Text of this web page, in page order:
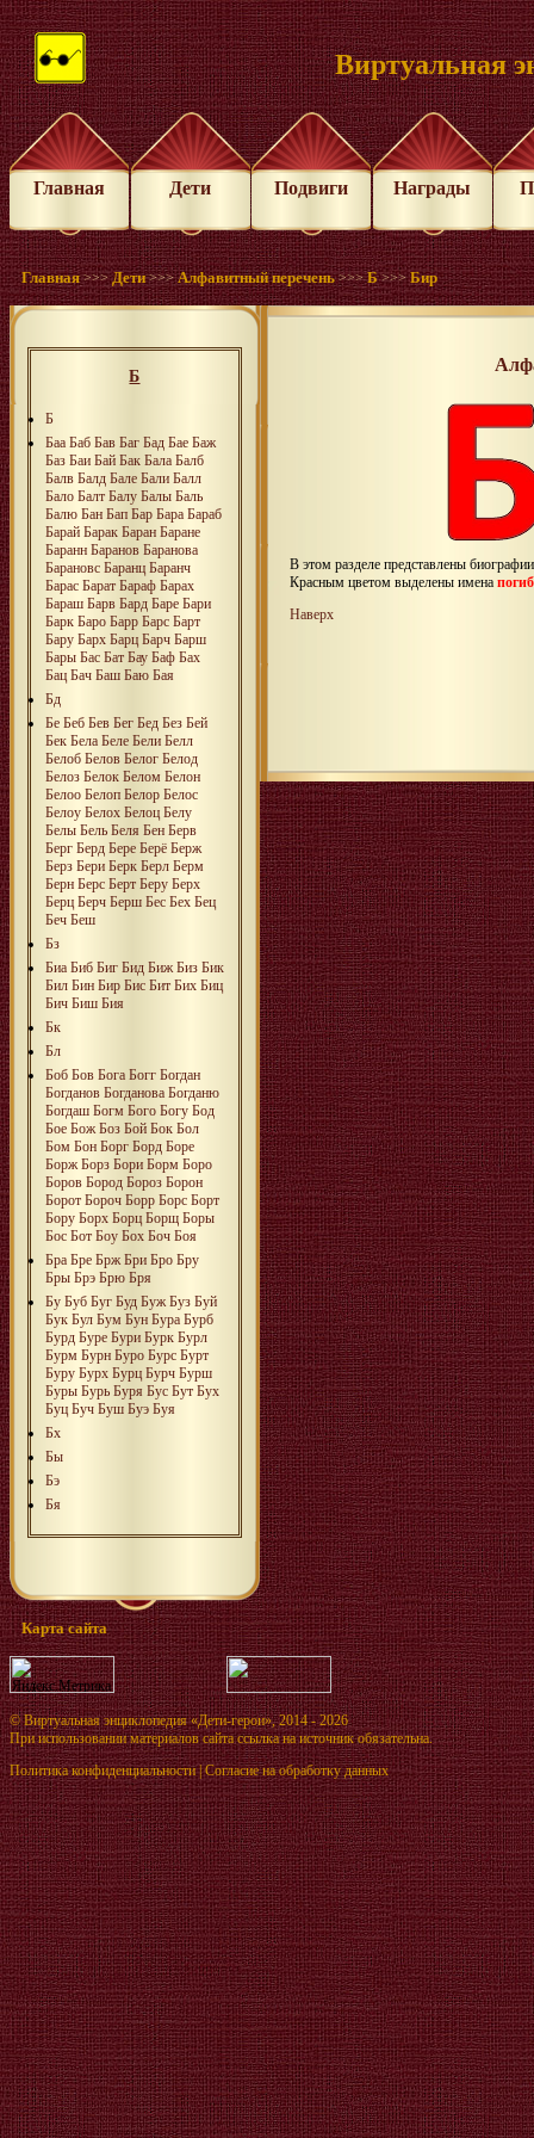
Виртуальная
Главная Дети Подвиги Награды
Главная >>>Дети >>>Алфавитный перечень >>>Б >>>Бир
Б
Б
Баа Баб Бав Баг Бад Бае Баж
Баз Баи Бай Бак Бала Балб
Балв Балд Бале Бали Балл
Бало Балт Балу Балы Баль
Балю Бан Бап Бар Бара Бараб
Барай Барак Баран Баране
Баранн Баранов Баранова
Барановс Баранц Баранч
Барас Барат Бараф Барах
Бараш Барв Бард Баре Бари
Барк Баро Барр Барс Барт
Бару Барх Барц Барч Барш
Бары Бас Бат Бау Баф Бах
Бац Бач Баш Баю Бая
Бд
Бе Беб Бев Бег Бед Без Бей
Бек Бела Беле Бели Белл
Белоб Белов Белог Белод
Белоз Белок Белом Белон
Белоо Белоп Белор Белос
Белоу Белох Белоц Белу
Белы Бель Беля Бен Берв
Берг Берд Бере Берё Берж
Берз Бери Берк Берл Берм
Берн Берс Берт Беру Берх
Берц Берч Берш Бес Бех Бец
Беч Беш
Бз
Биа Биб Биг Бид Биж Биз Бик
Бил Бин Бир Бис Бит Бих Биц
Бич Биш Бия
Бк
Бл
Боб Бов Бога Богг Богдан
Богданов Богданова Богданю
Богдаш Богм Бого Богу Бод
Бое Бож Боз Бой Бок Бол
Бом Бон Борг Борд Боре
Борж Борз Бори Борм Боро
Боров Бород Бороз Борон
Борот Бороч Борр Борс Борт
Бору Борх Борц Борщ Боры
Бос Бот Боу Бох Боч Боя
Бра Бре Брж Бри Бро Бру
Бры Брэ Брю Бря
Бу Буб Буг Буд Буж Буз Буй
Бук Бул Бум Бун Бура Бурб
Бурд Буре Бури Бурк Бурл
Бурм Бурн Буро Бурс Бурт
Буру Бурх Бурц Бурч Бурш
Буры Бурь Буря Бус Бут Бух
Буц Буч Буш Буэ Буя
Бх
Бы
Бэ
Бя
В этом разделе представлены
Красным цветом выделены имена
Наверх
Карта сайта
©Виртуальная энциклопедия «Дети-герои», 2014 - 2026
При использовании материалов сайта ссылка на источник обязательна.
Политика конфиденциальности|Согласие на обработку данных